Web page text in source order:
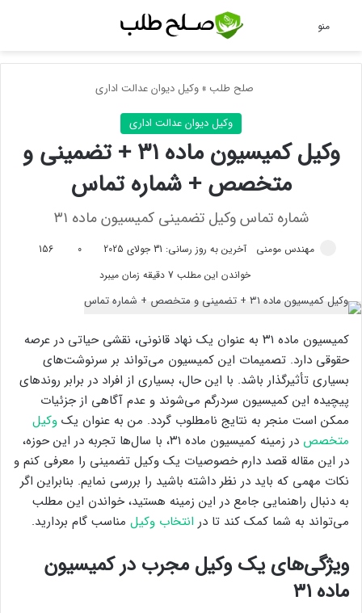
منو
صلح طلب » وکیل دیوان عدالت اداری
وکیل دیوان عدالت اداری
وکیل کمیسیون ماده ۳۱ + تضمینی و
متخصص + شماره تماس
شماره تماس وکیل تضمینی کمیسیون ماده ۳۱
مهندس مومنی آخرین به روز رسانی: 31 جولای 2025 0
156
خواندن این مطلب 7 دقیقه زمان میبرد
کمیسیون ماده ۳۱ به عنوان یک نهاد قانونی، نقشی حیاتی در عرصه
حقوقی دارد. تصمیمات این کمیسیون می‌تواند بر سرنوشت‌های
بسیاری تأثیرگذار باشد. با این حال، بسیاری از افراد در برابر روندهای
پیچیده این کمیسیون سردرگم می‌شوند و عدم آگاهی از جزئیات
ممکن است منجر به نتایج نامطلوب گردد. من به عنوان یک وکیل
متخصص
در زمینه کمیسیون ماده ۳۱، با سال‌ها تجربه در این حوزه،
در این مقاله قصد دارم خصوصیات یک وکیل تضمینی را معرفی کنم و
نکات مهمی که باید در نظر داشته باشید را بررسی نمایم. بنابراین اگر
به دنبال راهنمایی جامع در این زمینه هستید، خواندن این مطلب
می‌تواند به شما کمک کند تا در انتخاب وکیل مناسب گام بردارید.
ویژگی‌های یک وکیل مجرب در کمیسیون
ماده ۳۱